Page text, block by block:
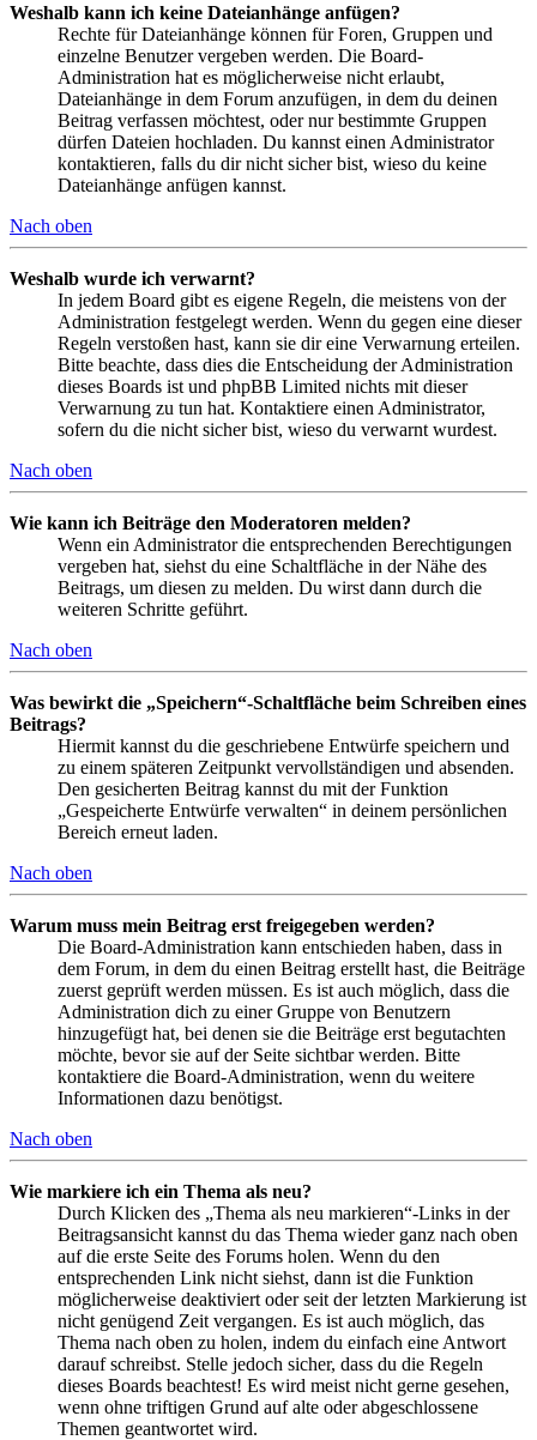
Weshalb kann ich keine Dateianhänge anfügen?
Rechte für Dateianhänge können für Foren, Gruppen und
einzelne Benutzer vergeben werden. Die Board-
Administration hat es möglicherweise nicht erlaubt,
Dateianhänge in dem Forum anzufügen, in dem du deinen
Beitrag verfassen möchtest, oder nur bestimmte Gruppen
dürfen Dateien hochladen. Du kannst einen Administrator
kontaktieren, falls du dir nicht sicher bist, wieso du keine
Dateianhänge anfügen kannst.
Nach oben
Weshalb wurde ich verwarnt?
In jedem Board gibt es eigene Regeln, die meistens von der
Administration festgelegt werden. Wenn du gegen eine dieser
Regeln verstoßen hast, kann sie dir eine Verwarnung erteilen.
Bitte beachte, dass dies die Entscheidung der Administration
dieses Boards ist und phpBB Limited nichts mit dieser
Verwarnung zu tun hat. Kontaktiere einen Administrator,
sofern du die nicht sicher bist, wieso du verwarnt wurdest.
Nach oben
Wie kann ich Beiträge den Moderatoren melden?
Wenn ein Administrator die entsprechenden Berechtigungen
vergeben hat, siehst du eine Schaltfläche in der Nähe des
Beitrags, um diesen zu melden. Du wirst dann durch die
weiteren Schritte geführt.
Nach oben
Was bewirkt die „Speichern“-Schaltfläche beim Schreiben eines
Beitrags?
Hiermit kannst du die geschriebene Entwürfe speichern und
zu einem späteren Zeitpunkt vervollständigen und absenden.
Den gesicherten Beitrag kannst du mit der Funktion
„Gespeicherte Entwürfe verwalten“ in deinem persönlichen
Bereich erneut laden.
Nach oben
Warum muss mein Beitrag erst freigegeben werden?
Die Board-Administration kann entschieden haben, dass in
dem Forum, in dem du einen Beitrag erstellt hast, die Beiträge
zuerst geprüft werden müssen. Es ist auch möglich, dass die
Administration dich zu einer Gruppe von Benutzern
hinzugefügt hat, bei denen sie die Beiträge erst begutachten
möchte, bevor sie auf der Seite sichtbar werden. Bitte
kontaktiere die Board-Administration, wenn du weitere
Informationen dazu benötigst.
Nach oben
Wie markiere ich ein Thema als neu?
Durch Klicken des „Thema als neu markieren“-Links in der
Beitragsansicht kannst du das Thema wieder ganz nach oben
auf die erste Seite des Forums holen. Wenn du den
entsprechenden Link nicht siehst, dann ist die Funktion
möglicherweise deaktiviert oder seit der letzten Markierung ist
nicht genügend Zeit vergangen. Es ist auch möglich, das
Thema nach oben zu holen, indem du einfach eine Antwort
darauf schreibst. Stelle jedoch sicher, dass du die Regeln
dieses Boards beachtest! Es wird meist nicht gerne gesehen,
wenn ohne triftigen Grund auf alte oder abgeschlossene
Themen geantwortet wird.